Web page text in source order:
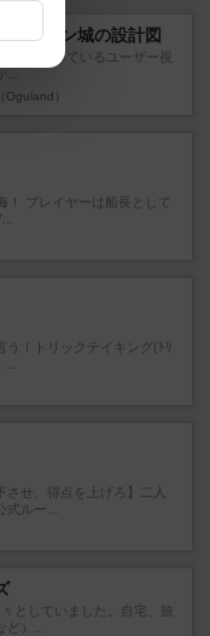
ュタイン城の設計図
以上持っているユーザー視
Oguland）
！ プレイヤーは船長として
う！トリックテイキング(ﾄﾘ
させ、得点を上げろ】二人
ルー...
としていました。自宅、旅
）...